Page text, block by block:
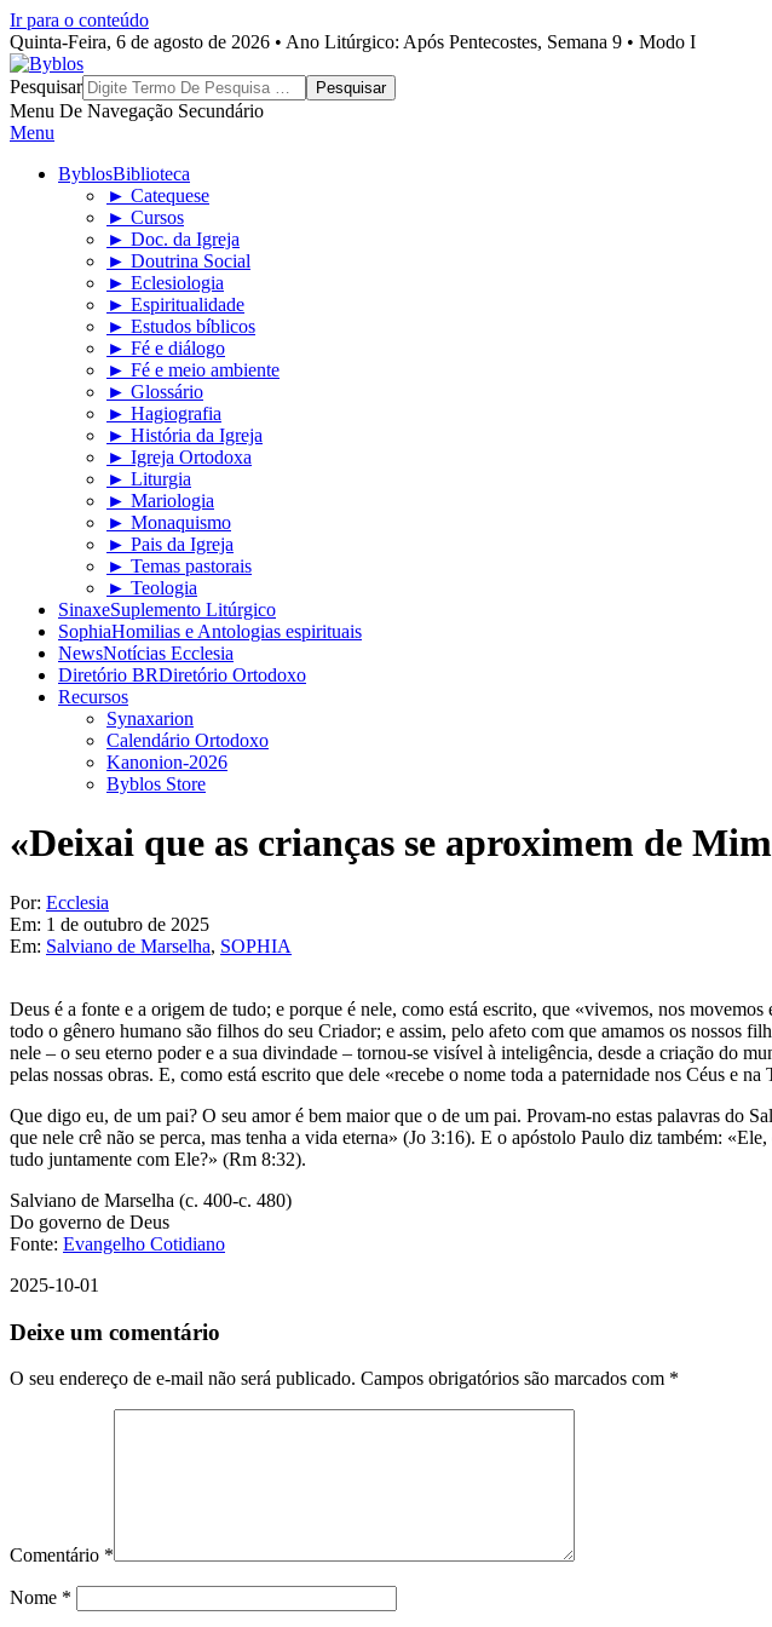
Ir para o conteúdo
Quinta-Feira, 6 de agosto de 2026 • Ano Litúrgico: Após Pentecostes, Semana 9 • Modo I
Byblos
Pesquisar
Menu De Navegação Secundário
Menu
ByblosBiblioteca
► Catequese
► Cursos
► Doc. da Igreja
► Doutrina Social
► Eclesiologia
► Espiritualidade
► Estudos bíblicos
► Fé e diálogo
► Fé e meio ambiente
► Glossário
► Hagiografia
► História da Igreja
► Igreja Ortodoxa
► Liturgia
► Mariologia
► Monaquismo
► Pais da Igreja
► Temas pastorais
► Teologia
SinaxeSuplemento Litúrgico
SophiaHomilias e Antologias espirituais
NewsNotícias Ecclesia
Diretório BRDiretório Ortodoxo
Recursos
Synaxarion
Calendário Ortodoxo
Kanonion-2026
Byblos Store
«Deixai que as crianças se aproximem de
Por: Ecclesia
Em: 1 de outubro de 2025
Em: Salviano de Marselha, SOPHIA
Deus é a fonte e a origem de tudo; e porque é nele, como está escrito, que «vivemos, nos
todo o gênero humano são filhos do seu Criador; e assim, pelo afeto com que amamos os nossos
nele – o seu eterno poder e a sua divindade – tornou-se visível à inteligência, desde a criação do
pelas nossas obras. E, como está escrito que dele «recebe o nome toda a paternidade nos Céus e
Que digo eu, de um pai? O seu amor é bem maior que o de um pai. Provam-no estas palavras
que nele crê não se perca, mas tenha a vida eterna» (Jo 3:16). E o apóstolo Paulo diz também:
tudo juntamente com Ele?» (Rm 8:32).
Salviano de Marselha (c. 400-c. 480)
Do governo de Deus
Fonte: Evangelho Cotidiano
2025-10-01
Deixe um comentário
O seu endereço de e-mail não será publicado. Campos obrigatórios são marcados com *
Comentário *
Nome *